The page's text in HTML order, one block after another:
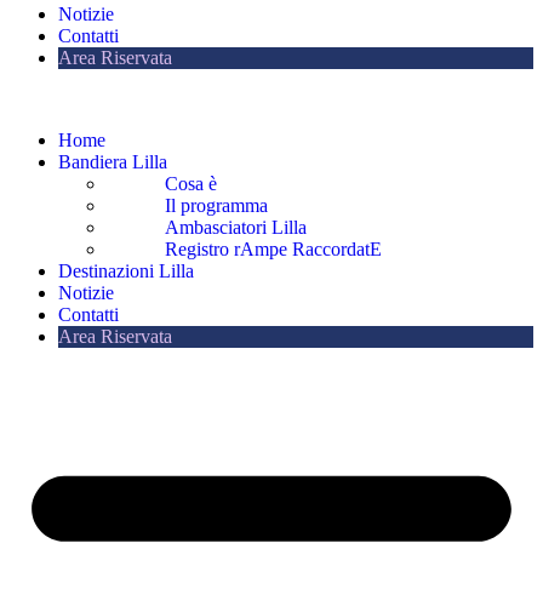
Notizie
Contatti
Area Riservata
Home
Bandiera Lilla
Cosa è
Il programma
Ambasciatori Lilla
Registro rAmpe RaccordatE
Destinazioni Lilla
Notizie
Contatti
Area Riservata